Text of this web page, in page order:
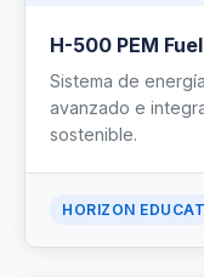
H-500 PEM
Sistema de
avanzado e
sostenible.
HORIZON